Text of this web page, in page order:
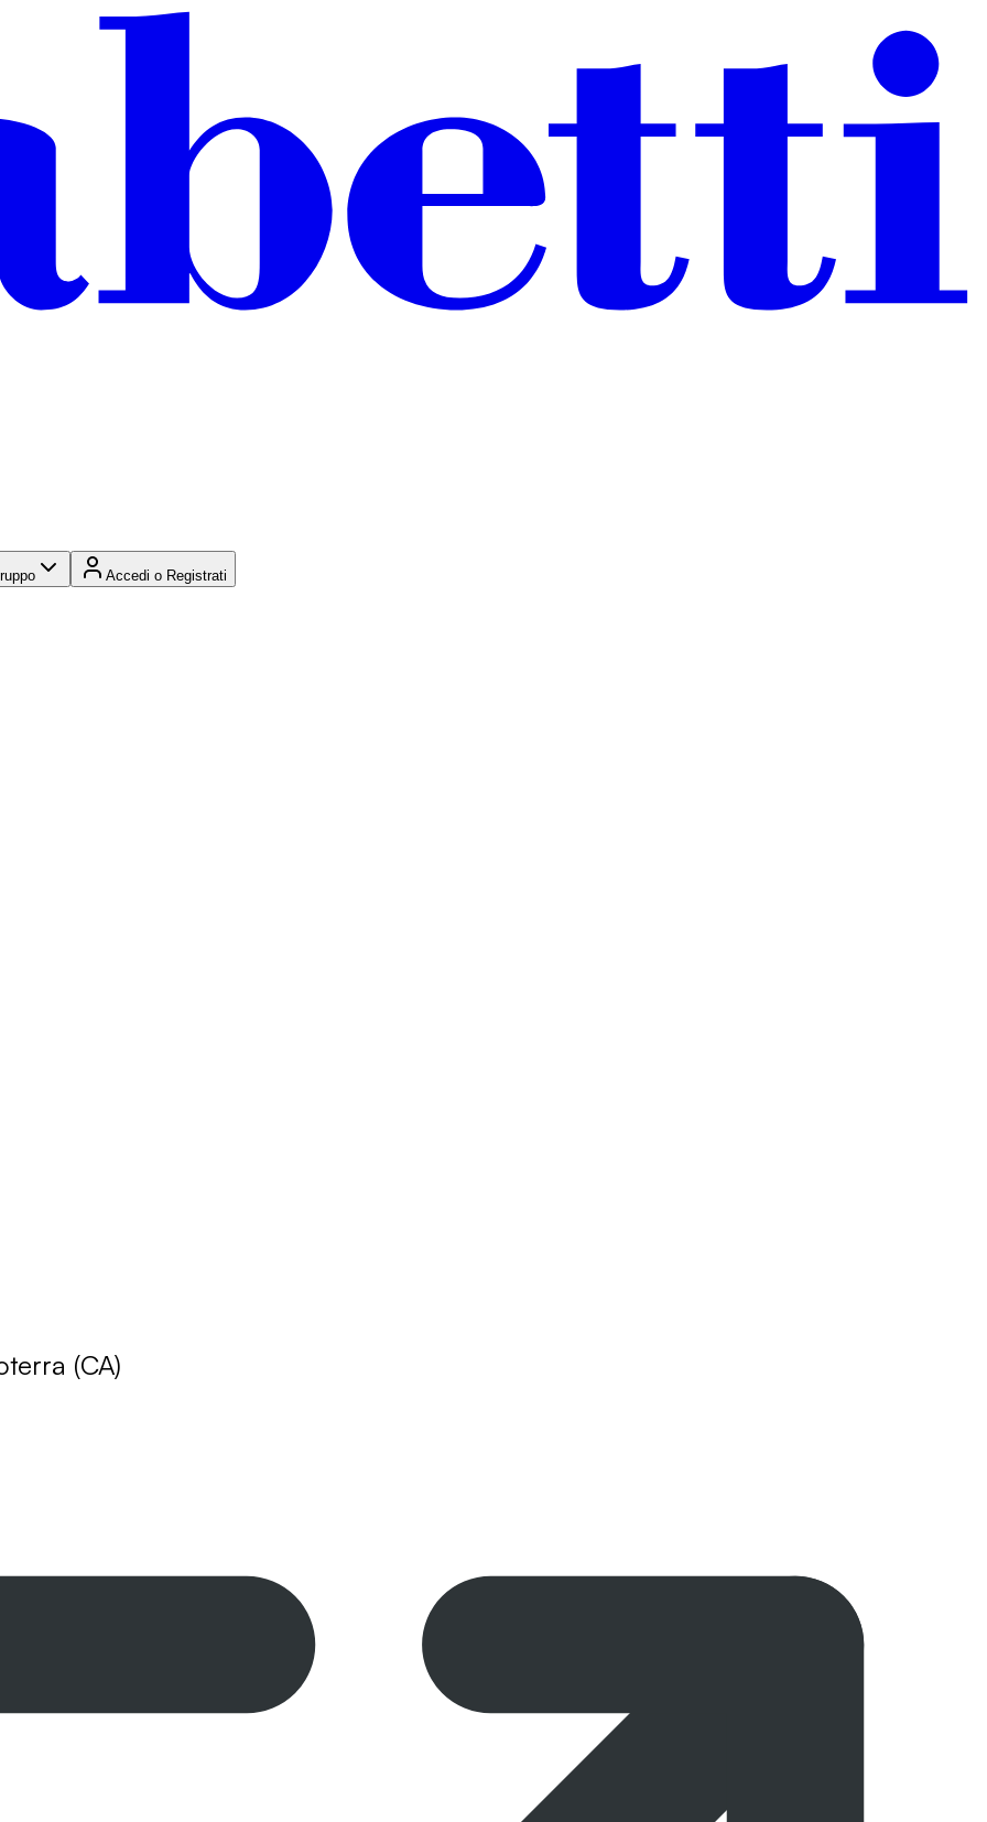
Accedi o Registrati
(CA)